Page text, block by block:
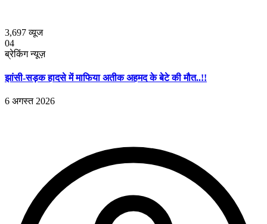
3,697व्यूज
04
ब्रेकिंग न्यूज़
झांसी-सड़क हादसे में माफिया अतीक अहमद के बेटे की मौत..!!
6 अगस्त 2026